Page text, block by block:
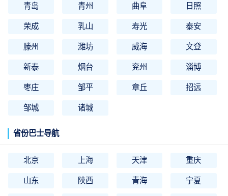
青岛 青州 曲阜 日照
荣成 乳山 寿光 泰安
滕州 潍坊 威海 文登
新泰 烟台 兖州 淄博
枣庄 邹平 章丘 招远
邹城 诸城
省份巴士导航
北京 上海 天津 重庆
山东 陕西 青海 宁夏